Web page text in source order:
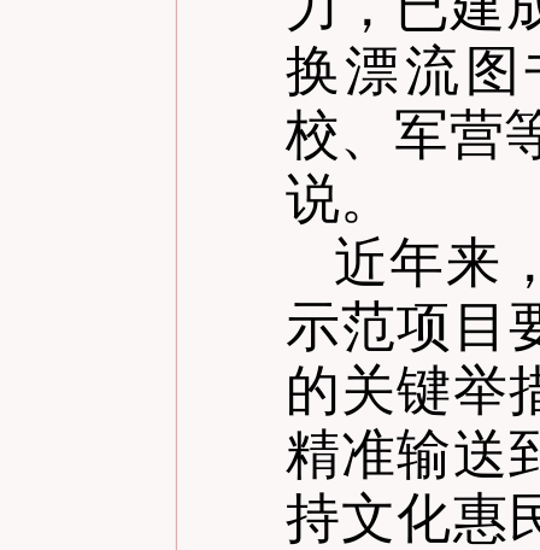
换漂流图
校、军营
说。
近年来
示范项目
的关键举
精准输送
持文化惠